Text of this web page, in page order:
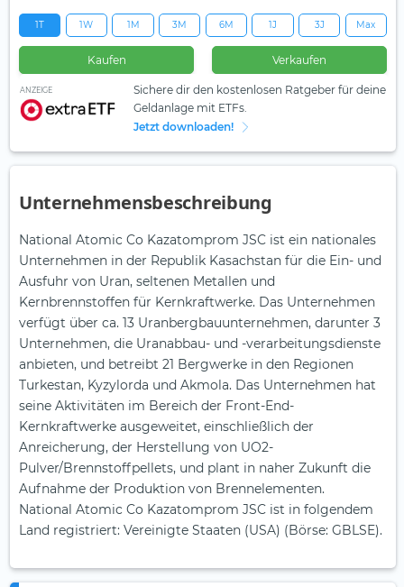
1T 1W 1M 3M 6M 1J 3J Max
Kaufen Verkaufen
ANZEIGE
Sichere dir den kostenlosen Ratgeber für deine
Geldanlage mit ETFs.
Jetzt downloaden!
Unternehmensbeschreibung
National Atomic Co Kazatomprom JSC ist ein nationales
Unternehmen in der Republik Kasachstan für die Ein- und
Ausfuhr von Uran, seltenen Metallen und
Kernbrennstoffen für Kernkraftwerke. Das Unternehmen
verfügt über ca. 13 Uranbergbauunternehmen, darunter 3
Unternehmen, die Uranabbau- und -verarbeitungsdienste
anbieten, und betreibt 21 Bergwerke in den Regionen
Turkestan, Kyzylorda und Akmola. Das Unternehmen hat
seine Aktivitäten im Bereich der Front-End-
Kernkraftwerke ausgeweitet, einschließlich der
Anreicherung, der Herstellung von UO2-
Pulver/Brennstoffpellets, und plant in naher Zukunft die
Aufnahme der Produktion von Brennelementen.
National Atomic Co Kazatomprom JSC ist in folgendem
Land registriert: Vereinigte Staaten (USA) (Börse: GBLSE).